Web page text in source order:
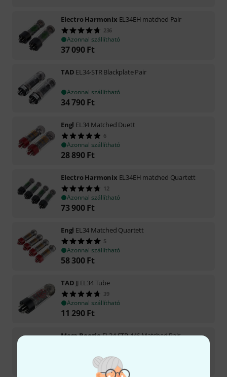
Electro Harmonix EL34EH matched Pair
236
Azonnal szállítható
37 090 Ft
TAD EL34-STR Blackplate Pair
Azonnal szállítható
34 790 Ft
Engl EL34 Matched Duett
6
Azonnal szállítható
28 890 Ft
Electro Harmonix EL34EH matched Quartett
12
Azonnal szállítható
73 900 Ft
Engl EL34 Matched Quartett
5
Azonnal szállítható
58 300 Ft
TAD JJ EL34 Tube
39
Azonnal szállítható
11 290 Ft
Mesa BoogieEL34 STR 446 Matched Pair
Azonnal szállítható
Ft